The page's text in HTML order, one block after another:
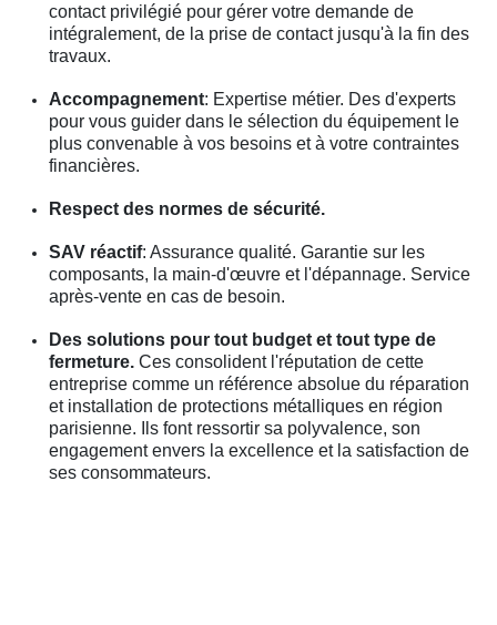
contact privilégié pour gérer votre demande de
intégralement, de la prise de contact jusqu'à la fin des
travaux.
Accompagnement: Expertise métier. Des d'experts
pour vous guider dans le sélection du équipement le
plus convenable à vos besoins et à votre contraintes
financières.
Respect des normes de sécurité.
SAV réactif: Assurance qualité. Garantie sur les
composants, la main-d'œuvre et l'dépannage. Service
après-vente en cas de besoin.
Des solutions pour tout budget et tout type de
fermeture. Ces consolident l'réputation de cette
entreprise comme un référence absolue du réparation
et installation de protections métalliques en région
parisienne. Ils font ressortir sa polyvalence, son
engagement envers la excellence et la satisfaction de
ses consommateurs.